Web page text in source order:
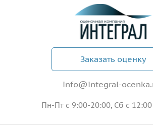
Заказать оценку
info@integral-
Пн-Пт с 9:00-20:00, Сб с